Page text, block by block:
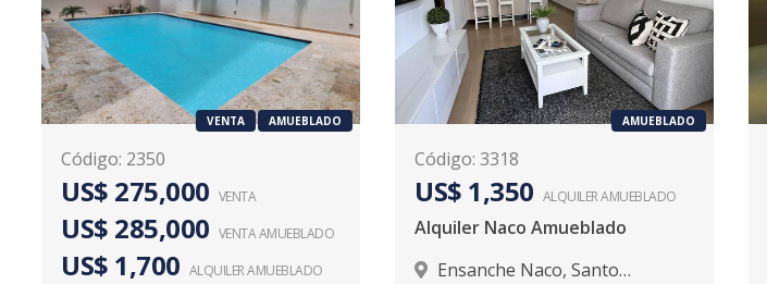
VENTA AMUEBLADO
Código: 2350
US$ 275,000 VENTA
US$ 285,000 VENTA AMUEBLADO
US$ 1,700 ALQUILERAMUEBLADO
AMUEBLADO
Código: 3318
US$ 1,350 ALQUILERAMUEBLADO
Alquiler Naco Amueblado
Ensanche Naco, Santo